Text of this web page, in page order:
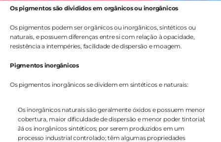
Os pigmentos são divididos em orgânicos ou inorgânicos
Os pigmentos podem ser orgânicos ou inorgânicos, sintéticos ou
naturais, e possuem diferenças entre si com relação à opacidade,
resistência a intempéries, facilidade de dispersão e moagem.
Pigmentos inorgânicos
Os pigmentos inorgânicos se dividem em sintéticos e naturais:
Os inorgânicos naturais são geralmente óxidos e possuem menor
cobertura, maior dificuldade de dispersão e menor poder tintorial;
Já os inorgânicos sintéticos; por serem produzidos em um
processo industrial controlado; têm algumas propriedades